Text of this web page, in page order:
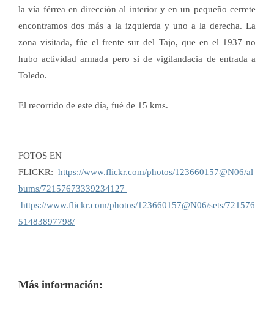
la vía férrea en dirección al interior y en un pequeño cerrete
encontramos dos más a la izquierda y uno a la derecha. La
zona visitada, fúe el frente sur del Tajo, que en el 1937 no
hubo actividad armada pero si de vigilandacia de entrada a
Toledo.
El recorrido de este día, fué de 15 kms.
FOTOS EN
FLICKR: https://www.flickr.com/photos/123660157@N06/al
bums/72157673339234127
https://www.flickr.com/photos/123660157@N06/sets/721576
51483897798/
Más información: